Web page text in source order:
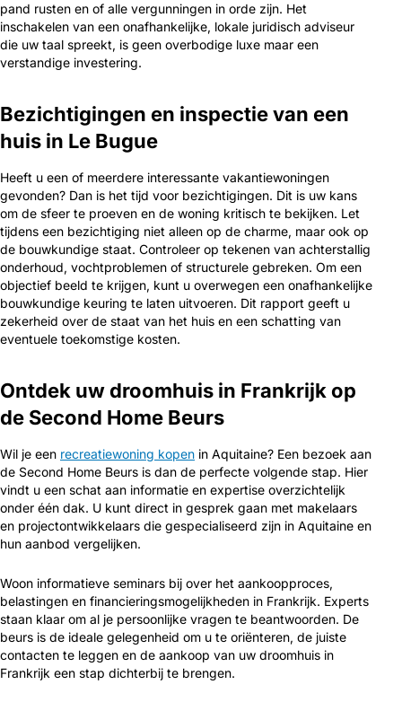
pand rusten en of alle vergunningen in orde zijn. Het
inschakelen van een onafhankelijke, lokale juridisch adviseur
die uw taal spreekt, is geen overbodige luxe maar een
verstandige investering.
Bezichtigingen en inspectie van een
huis in Le Bugue
Heeft u een of meerdere interessante vakantiewoningen
gevonden? Dan is het tijd voor bezichtigingen. Dit is uw kans
om de sfeer te proeven en de woning kritisch te bekijken. Let
tijdens een bezichtiging niet alleen op de charme, maar ook op
de bouwkundige staat. Controleer op tekenen van achterstallig
onderhoud, vochtproblemen of structurele gebreken. Om een
objectief beeld te krijgen, kunt u overwegen een onafhankelijke
bouwkundige keuring te laten uitvoeren. Dit rapport geeft u
zekerheid over de staat van het huis en een schatting van
eventuele toekomstige kosten.
Ontdek uw droomhuis in Frankrijk op
de Second Home Beurs
Wil je een recreatiewoning kopen in Aquitaine? Een bezoek aan
de Second Home Beurs is dan de perfecte volgende stap. Hier
vindt u een schat aan informatie en expertise overzichtelijk
onder één dak. U kunt direct in gesprek gaan met makelaars
en projectontwikkelaars die gespecialiseerd zijn in Aquitaine en
hun aanbod vergelijken.
Woon informatieve seminars bij over het aankoopproces,
belastingen en financieringsmogelijkheden in Frankrijk. Experts
staan klaar om al je persoonlijke vragen te beantwoorden. De
beurs is de ideale gelegenheid om u te oriënteren, de juiste
contacten te leggen en de aankoop van uw droomhuis in
Frankrijk een stap dichterbij te brengen.